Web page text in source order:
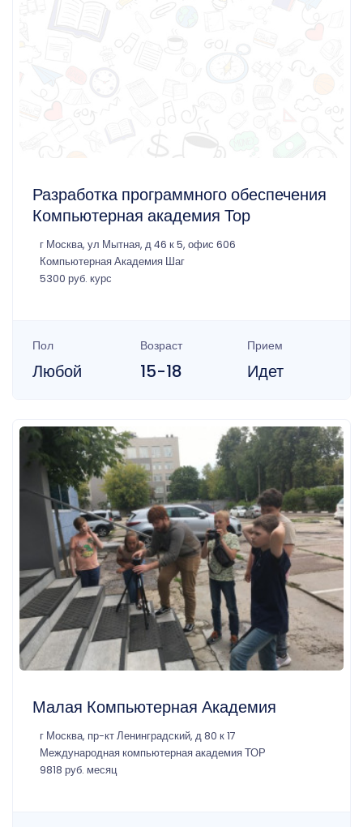
Разработка программного обеспечения
Компьютерная академия Тор
г Москва, ул Мытная, д 46 к 5, офис 606
Компьютерная Академия Шаг
5300 руб. курс
Пол
Любой
Возраст
15-18
Прием
Идет
Малая Компьютерная Академия
г Москва, пр-кт Ленинградский, д 80 к 17
Международная компьютерная академия ТОР
9818 руб. месяц